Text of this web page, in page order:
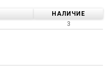
НАЛИЧИЕ
3